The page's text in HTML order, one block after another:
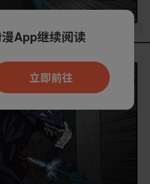
App继续阅读
立即前往